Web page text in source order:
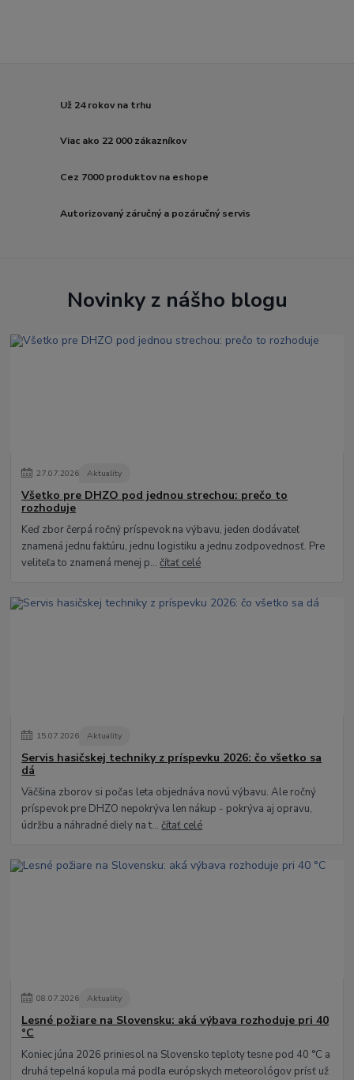
Už 24 rokov na trhu
Viac ako 22 000 zákazníkov
Cez 7000 produktov na eshope
Autorizovaný záručný a pozáručný servis
Novinky z nášho blogu
27.07.2026 Aktuality
Všetko pre DHZO pod jednou strechou: prečo to
rozhoduje
Keď zbor čerpá ročný príspevok na výbavu, jeden dodávateľ
znamená jednu faktúru, jednu logistiku a jednu zodpovednosť. Pre
veliteľa to znamená menej p...čítať celé
15.07.2026 Aktuality
Servis hasičskej techniky z príspevku 2026: čo všetko sa
dá
Väčšina zborov si počas leta objednáva novú výbavu. Ale ročný
príspevok pre DHZO nepokrýva len nákup - pokrýva aj opravu,
údržbu a náhradné diely na t...čítať celé
08.07.2026 Aktuality
Lesné požiare na Slovensku: aká výbava rozhoduje pri 40
°C
Koniec júna 2026 priniesol na Slovensko teploty tesne pod 40 °C a
druhá tepelná kopula má podľa európskych meteorológov prísť už